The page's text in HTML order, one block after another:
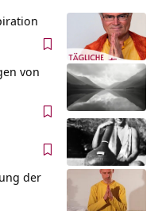
von
der